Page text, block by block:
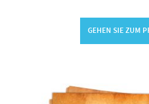
GEHEN SIE ZUM